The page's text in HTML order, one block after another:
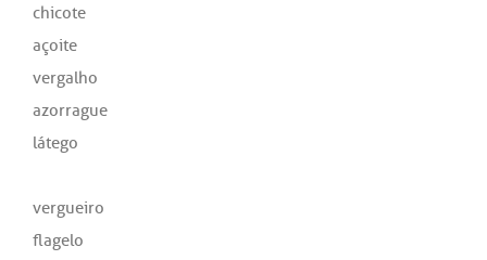
chicote
açoite
vergalho
azorrague
látego
vergueiro
flagelo